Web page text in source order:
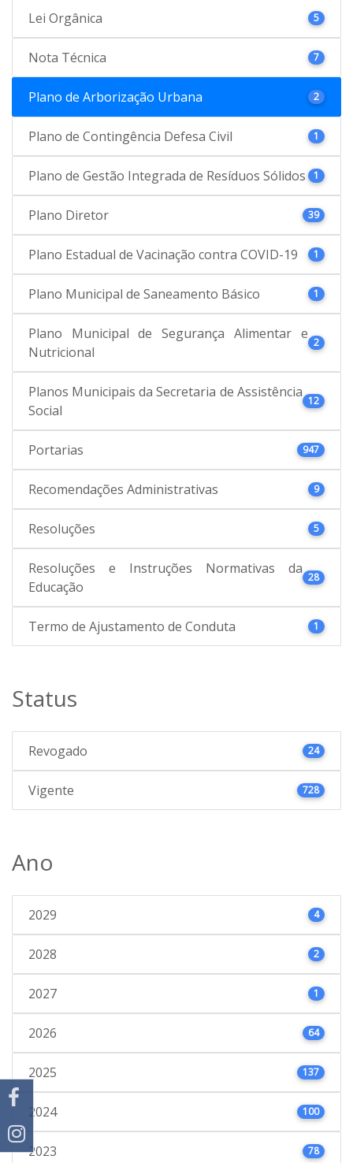
Lei Orgânica 5
Nota Técnica 7
Plano de Arborização Urbana 2
Plano de Contingência Defesa Civil 1
Plano de Gestão Integrada de Resíduos Sólidos 1
Plano Diretor 39
Plano Estadual de Vacinação contra COVID-19 1
Plano Municipal de Saneamento Básico 1
Plano Municipal de Segurança Alimentar e
Nutricional
2
Planos Municipais da Secretaria de Assistência
Social
12
Portarias 947
Recomendações Administrativas 9
Resoluções 5
Resoluções e Instruções Normativas da
Educação
28
Termo de Ajustamento de Conduta 1
Status
Revogado 24
Vigente 728
Ano
2029 4
2028 2
2027 1
2026 64
2025 137
2024 100
2023 78